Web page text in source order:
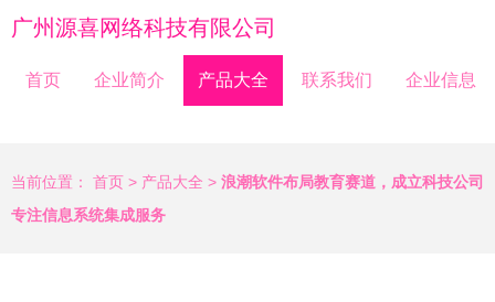
广州源喜网络科技有限公司
首页 企业简介 产品大全 联系我们 企业信息
当前位置： 首页 > 产品大全 > 浪潮软件布局教育赛道，成立科技公司
专注信息系统集成服务